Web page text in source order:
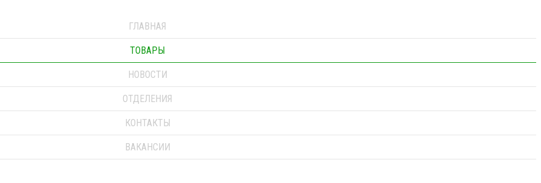
ГЛАВНАЯ
ТОВАРЫ
НОВОСТИ
ОТДЕЛЕНИЯ
КОНТАКТЫ
ВАКАНСИИ